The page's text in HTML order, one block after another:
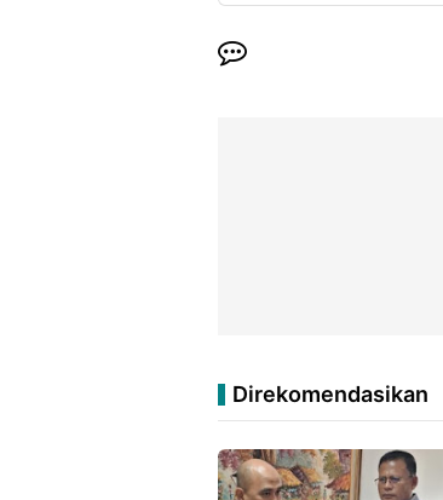
Direkomendasikan